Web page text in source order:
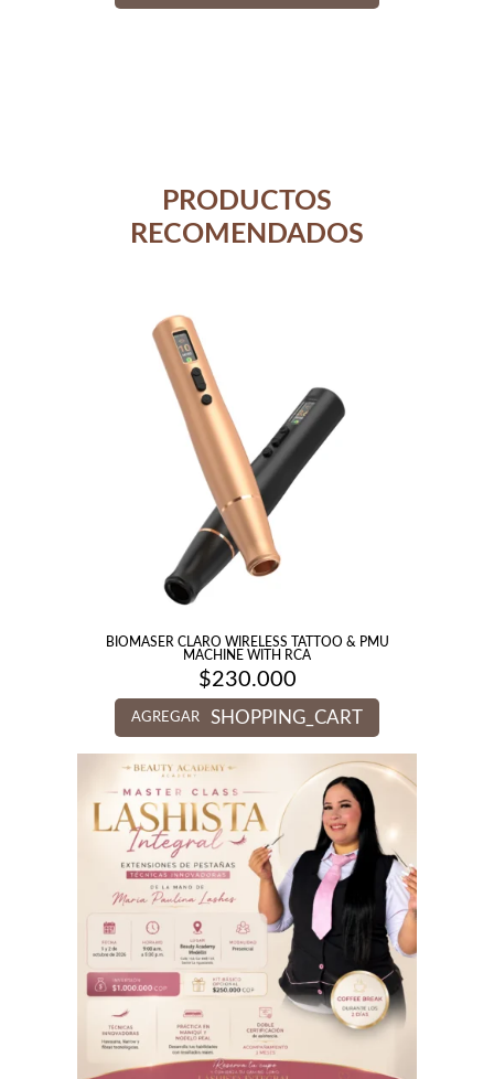
PRODUCTOS
RECOMENDADOS
BIOMASER CLARO WIRELESS TATTOO & PMU
MACHINE WITH RCA
$230.000
AGREGAR SHOPPING_CART